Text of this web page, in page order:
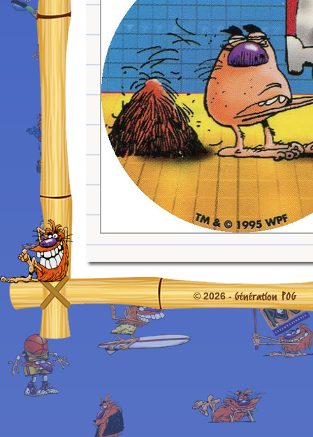
© 2026 -Génération POG